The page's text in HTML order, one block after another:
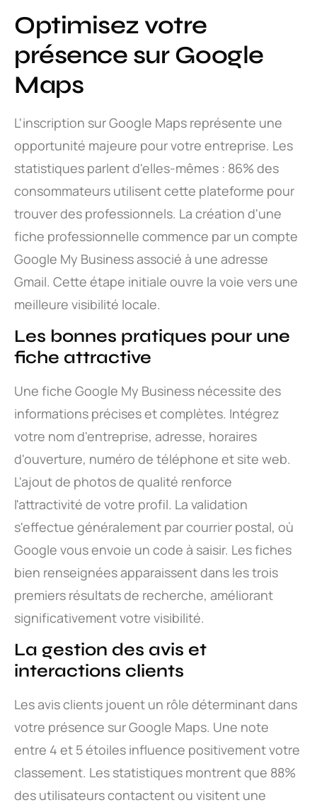
Optimisez votre
présence sur Google
Maps
L'inscription sur Google Maps représente une
opportunité majeure pour votre entreprise. Les
statistiques parlent d'elles-mêmes : 86% des
consommateurs utilisent cette plateforme pour
trouver des professionnels. La création d'une
fiche professionnelle commence par un compte
Google My Business associé à une adresse
Gmail. Cette étape initiale ouvre la voie vers une
meilleure visibilité locale.
Les bonnes pratiques pour une
fiche attractive
Une fiche Google My Business nécessite des
informations précises et complètes. Intégrez
votre nom d'entreprise, adresse, horaires
d'ouverture, numéro de téléphone et site web.
L'ajout de photos de qualité renforce
l'attractivité de votre profil. La validation
s'effectue généralement par courrier postal, où
Google vous envoie un code à saisir. Les fiches
bien renseignées apparaissent dans les trois
premiers résultats de recherche, améliorant
significativement votre visibilité.
La gestion des avis et
interactions clients
Les avis clients jouent un rôle déterminant dans
votre présence sur Google Maps. Une note
entre 4 et 5 étoiles influence positivement votre
classement. Les statistiques montrent que 88%
des utilisateurs contactent ou visitent une